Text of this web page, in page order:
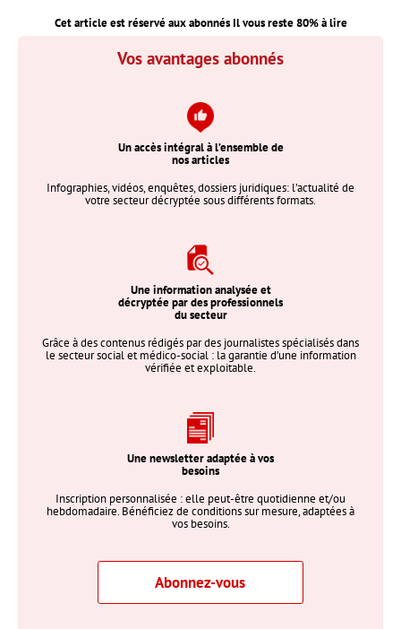
Cet article est réservé aux abonnés Il vous reste80% à lire
Vos avantages abonnés
Un accès intégral à l’ensemble de
nos articles
Infographies, vidéos, enquêtes, dossiers juridiques: l’actualité de
votre secteur décryptée sous différents formats.
Une information analysée et
décryptée par des professionnels
du secteur
Grâce à des contenus rédigés par des journalistes spécialisés dans
le secteur social et médico-social : la garantie d’une information
vérifiée et exploitable.
Une newsletter adaptée à vos
besoins
Inscription personnalisée : elle peut-être quotidienne et/ou
hebdomadaire. Bénéficiez de conditions sur mesure, adaptées à
vos besoins.
Abonnez-vous